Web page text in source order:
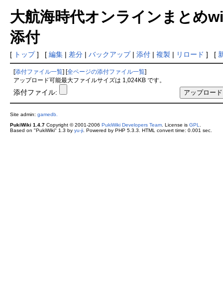
大航海時代オンラインまとめ
添付
[ トップ] [ 編集| 差分| バックアップ| 添付| 複製 | リロード ] [
添付ファイル一覧 全ページの添付ファイル一覧
アップロード可能最大ファイルサイズは 1,024KB です。
添付ファイル:
Site admin: gamedb.
PukiWiki 1.4.7Copyright © 2001-2006 PukiWiki Developers Team. License is GPL
Based on "PukiWiki" 1.3 by yu-ji. Powered by PHP 5.3.3. HTML convert time: 0.001 sec.